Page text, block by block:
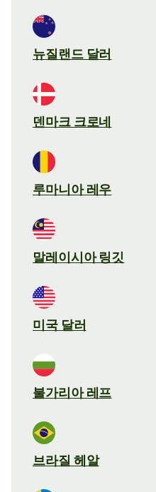
뉴질랜드 달러
덴마크 크로네
루마니아 레우
말레이시아 링깃
미국 달러
불가리아 레프
브라질 헤알